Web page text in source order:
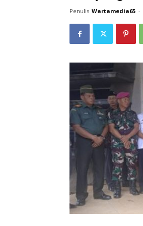
Penulis Wartamedia65 -